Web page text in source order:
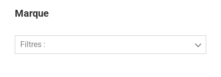
Marque
Filtres :